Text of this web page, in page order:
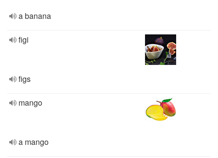
a banana
figi
figs
mango
a mango